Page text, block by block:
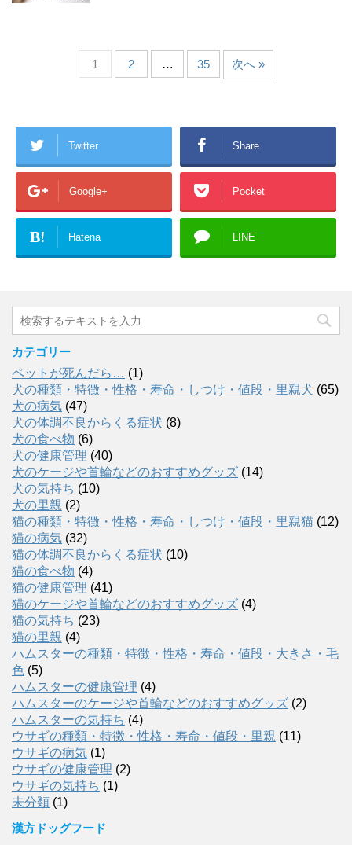
1 2 … 35 次へ »
Twitter Share
Google+ Pocket
B! Hatena LINE
カテゴリー
ペットが死んだら… (1)
犬の種類・特徴・性格・寿命・しつけ・値段・里親犬 (65)
犬の病気 (47)
犬の体調不良からくる症状 (8)
犬の食べ物 (6)
犬の健康管理 (40)
犬のケージや首輪などのおすすめグッズ (14)
犬の気持ち (10)
犬の里親 (2)
猫の種類・特徴・性格・寿命・しつけ・値段・里親猫 (12)
猫の病気 (32)
猫の体調不良からくる症状 (10)
猫の食べ物 (4)
猫の健康管理 (41)
猫のケージや首輪などのおすすめグッズ (4)
猫の気持ち (23)
猫の里親 (4)
ハムスターの種類・特徴・性格・寿命・値段・大きさ・毛
色 (5)
ハムスターの健康管理 (4)
ハムスターのケージや首輪などのおすすめグッズ (2)
ハムスターの気持ち (4)
ウサギの種類・特徴・性格・寿命・値段・里親 (11)
ウサギの病気 (1)
ウサギの健康管理 (2)
ウサギの気持ち (1)
未分類 (1)
漢方ドッグフード